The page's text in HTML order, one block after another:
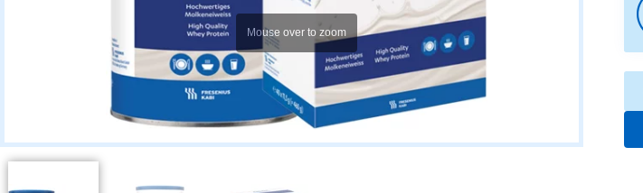
Mouse over to zoom